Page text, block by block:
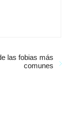
las fobias más
comunes